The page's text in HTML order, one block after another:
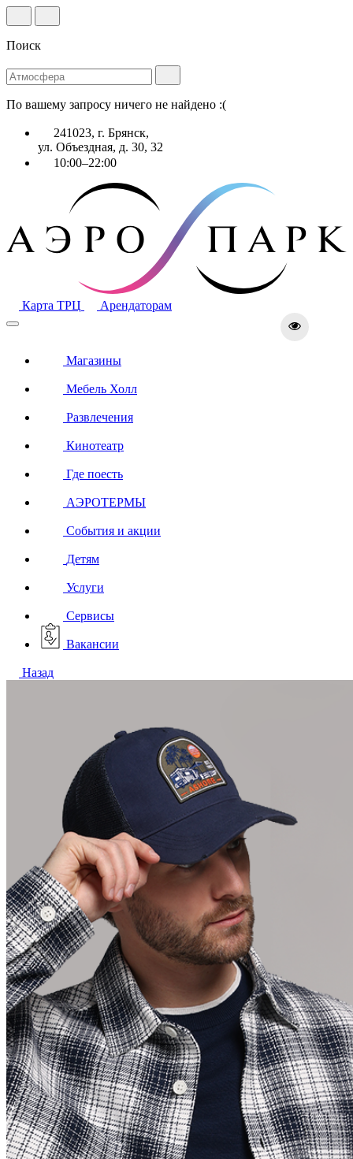
Поиск
По вашему запросу ничего не найдено :(
241023, г. Брянск,
ул. Объездная, д. 30, 32
10:00–22:00
Карта ТРЦ Арендаторам
Магазины
Мебель Холл
Развлечения
Кинотеатр
Где поесть
АЭРОТЕРМЫ
События и акции
Детям
Услуги
Сервисы
Вакансии
Назад